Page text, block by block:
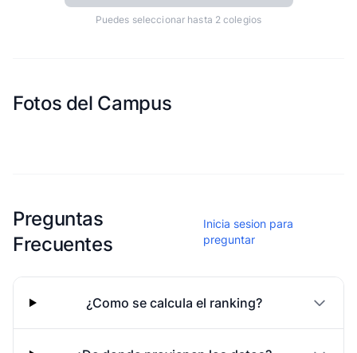
Puedes seleccionar hasta 2 colegios
Fotos del Campus
Preguntas
Frecuentes
Inicia sesion para
preguntar
¿Como se calcula el ranking?